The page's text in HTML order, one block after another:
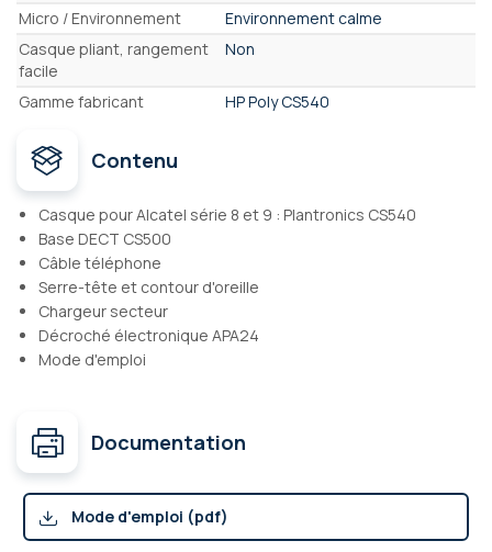
Micro / Environnement
Environnement calme
Casque pliant, rangement
facile
Non
Gamme fabricant HP Poly CS540
Contenu
Casque pour Alcatel série 8 et 9 : Plantronics CS540
Base DECT CS500
Câble téléphone
Serre-tête et contour d'oreille
Chargeur secteur
Décroché électronique APA24
Mode d'emploi
Documentation
Mode d'emploi (pdf)